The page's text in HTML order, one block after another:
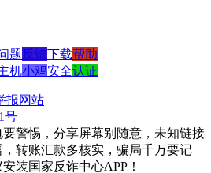
题反馈下载帮助
机小鸡安全认证
报网站
号
警惕，分享屏幕别随意，未知链接
转账汇款多核实，骗局千万要记
装国家反诈中心APP！